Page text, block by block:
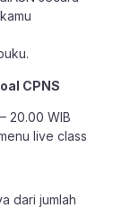
CPNS
20.00 WIB
live class
dari jumlah